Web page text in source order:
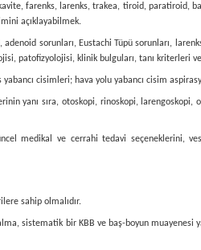
farenks, larenks, trakea, tiroid, paratiroid,
açıklayabilmek.
sorunları, Eustachi Tüpü sorunları,
patofizyolojisi, klinik bulguları, tanı kriterleri
cisimleri; hava yolu yabancı cisim
yanı sıra, otoskopi, rinoskopi, larengoskopi,
medikal ve cerrahi tedavi seçeneklerini,
sahip olmalıdır.
sistematik bir KBB ve baş-boyun